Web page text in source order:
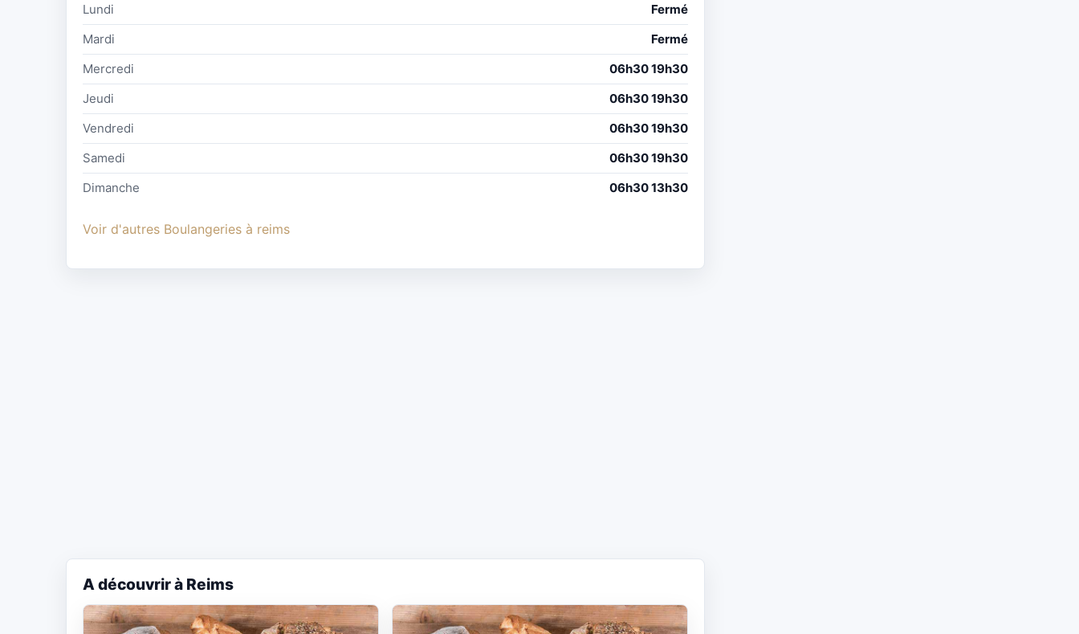
Lundi
Fermé
Mardi
Fermé
Mercredi
06h30 19h30
Jeudi
06h30 19h30
Vendredi
06h30 19h30
Samedi
06h30 19h30
Dimanche
06h30 13h30
Voir d'autres Boulangeries à reims
A découvrir à Reims